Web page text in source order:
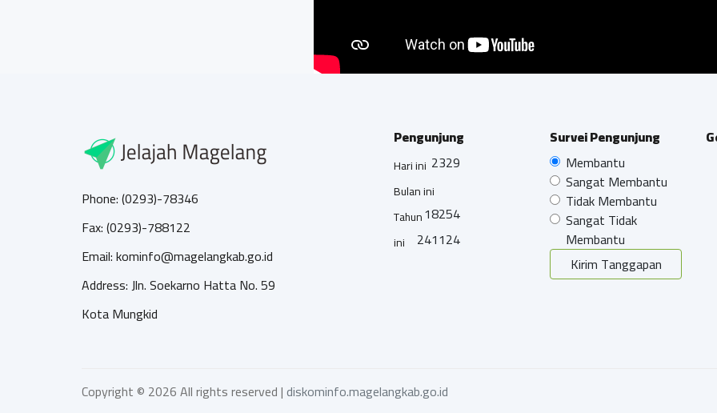
Phone: (0293)-78346
Fax: (0293)-788122
Email: kominfo@magelangkab.go.id
Address: Jln. Soekarno Hatta No. 59
Kota Mungkid
Pengunjung
Hari ini 2329
Bulan ini
18254
Tahun
ini
241124
Survei Pengunjung
Membantu
Sangat Membantu
Tidak Membantu
Sangat Tidak
Membantu
Kirim Tanggapan
Copyright © 2026 All rights reserved |diskominfo.magelangkab.go.id